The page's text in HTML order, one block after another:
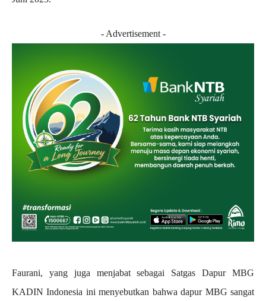
- Advertisement -
Faurani, yang juga menjabat sebagai Satgas Dapur MBG
KADIN Indonesia ini menyebutkan bahwa dapur MBG sangat